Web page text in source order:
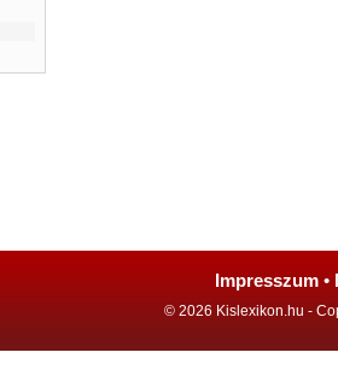
Impresszum •
© 2026 Kislexikon.hu -